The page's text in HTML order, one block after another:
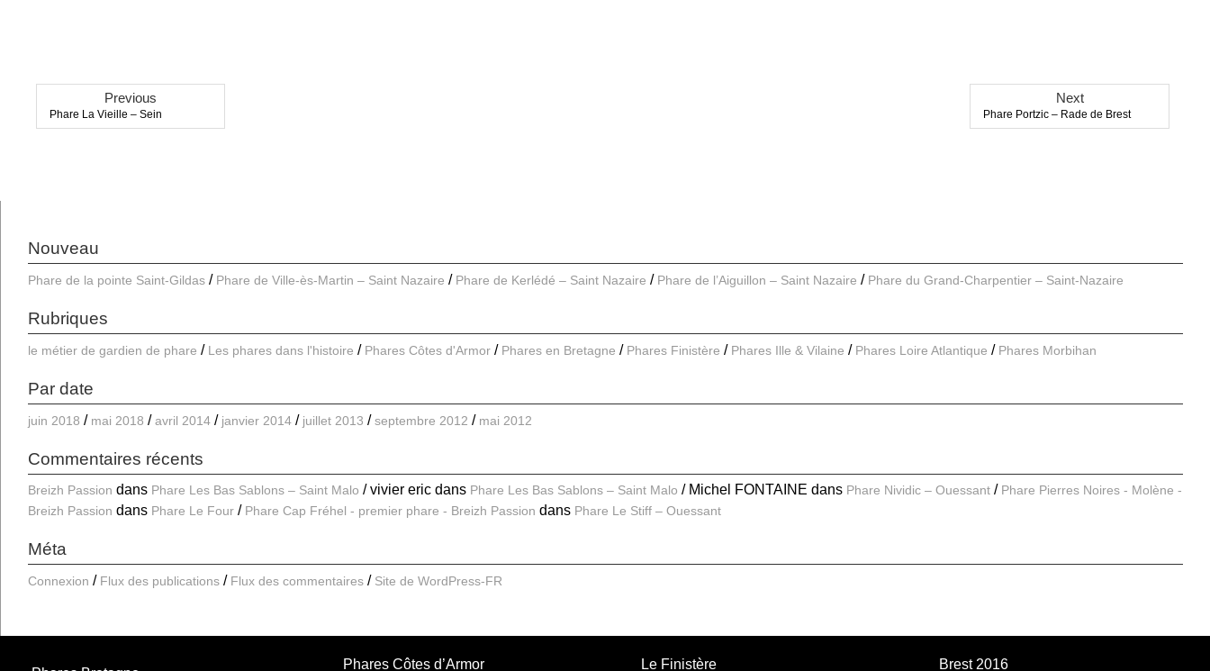
Previous
Phare La Vieille – Sein
Next
Phare Portzic – Rade de Brest
Nouveau
Phare de la pointe Saint-Gildas Phare de Ville-ès-Martin – Saint Nazaire Phare de Kerlédé – Saint Nazaire Phare de l’Aiguillon – Saint Nazaire Phare du Grand-Charpentier – Saint-Nazaire
Rubriques
le métier de gardien de phare Les phares dans l'histoire Phares Côtes d'Armor Phares en Bretagne Phares Finistère Phares Ille & Vilaine Phares Loire Atlantique Phares Morbihan
Par date
juin 2018 mai 2018 avril 2014 janvier 2014 juillet 2013 septembre 2012 mai 2012
Commentaires récents
Breizh Passion dans Phare Les Bas Sablons – Saint Malo vivier eric dans Phare Les Bas Sablons – Saint Malo Michel FONTAINE dans Phare Nividic – Ouessant
Phare Pierres Noires - Molène -
Breizh Passion dans Phare Le Four Phare Cap Fréhel - premier phare - Breizh Passion dans Phare Le Stiff – Ouessant
Méta
Connexion Flux des publications Flux des commentaires Site de WordPress-FR
Phares Côtes d’Armor Le Finistère Brest 2016